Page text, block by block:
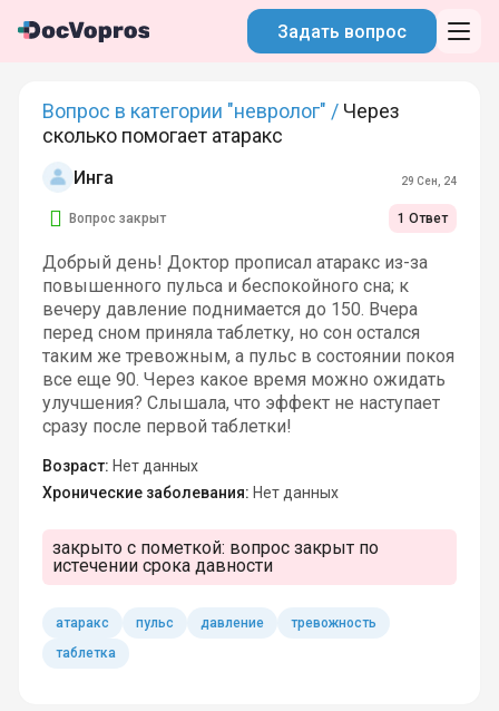
Задать вопрос
Вопрос в категории "невролог" / Через
сколько помогает атаракс
Инга 29 Сен, 24
Вопрос закрыт 1 Ответ
Добрый день! Доктор прописал атаракс из-за
повышенного пульса и беспокойного сна; к
вечеру давление поднимается до 150. Вчера
перед сном приняла таблетку, но сон остался
таким же тревожным, а пульс в состоянии покоя
все еще 90. Через какое время можно ожидать
улучшения? Слышала, что эффект не наступает
сразу после первой таблетки!
Возраст: Нет данных
Хронические заболевания: Нет данных
закрыто с пометкой: вопрос закрыт по
истечении срока давности
атаракс пульс давление
тревожность
таблетка